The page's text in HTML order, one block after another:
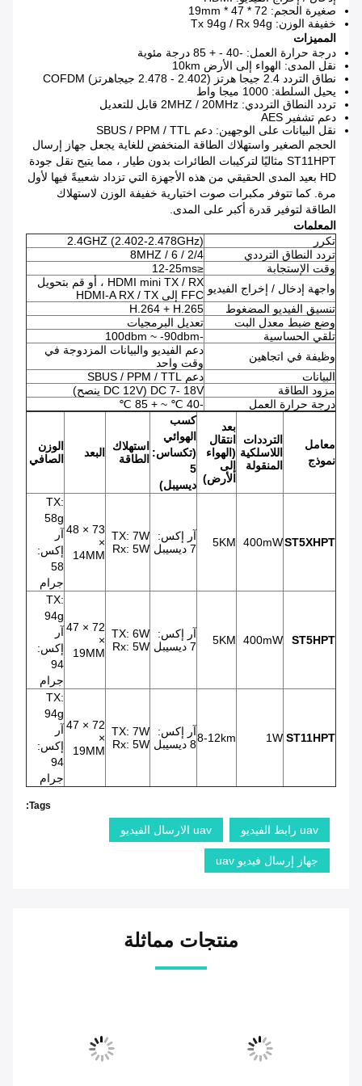
صغيرة الحجم: 72 * 47 * 19mm
خفيفة الوزن: Tx 94g / Rx 94g
المميزات
درجة حرارة العمل: -40 - + 85 درجة مئوية
نقل المدى: الهواء إلى الأرض 10km
نطاق التردد 2.4 جيجا هرتز (2.402 - 2.478 جيجاهرتز) COFDM
يحيل السلطة: 1000 ميجا واط
تردد النطاق الترددي: 2MHZ / 20MHz قابل للتعديل
دعم تشفير AES
نقل البيانات على الوجهين: دعم SBUS / PPM / TTL
الحجم الصغير واستهلاك الطاقة المنخفض للغاية يجعل جهاز إرسال
ST11HPT مثاليًا لتركيبات الطائرات بدون طيار ، مما يتيح نقل جودة
HD بعيد المدى الحقيقي من هذه الأجهزة التي تزداد شعبيةً فيها لأول
مرة. كما تتوفر مكبرات صوت اختيارية خفيفة الوزن لاستهلاك
الطاقة لتوفير قدرة أكبر على المدى.
المعلمات
تكرر
2.4GHZ (2.402-2.478GHz)
تردد النطاق الترددي
2/4 / 6 / 8MHZ
وقت الإستجابة
≤12-25ms
واجهة إدخال / إخراج الفيديو
HDMI mini TX / RX ، أو قم بتحويل
FFC إلى HDMI-A RX / TX
تنسيق الفيديو المضغوط
H.264 + H.265
وضع ضبط معدل البت
تعديل البرمجيات
تلقي الحساسية
-100dbm ~ -90dbm
وظيفة في اتجاهين
دعم الفيديو والبيانات المزدوجة في
وقت واحد
البيانات
دعم SBUS / PPM / TTL
مزود الطاقة
DC 7- 18V (DC 12V ينصح)
درجة حرارة العمل
-40 ℃ ~ + 85 ℃
معامل
نموذج
الترددات
اللاسلكية
المنقولة
بعد
انتقال
(الهواء
إلى
الأرض)
كسب
الهوائي
(تكساس:
5
ديسيبل)
استهلاك
الطاقة
البعد
الوزن
الصافي
ST5XHPT
400mW
5KM
آر إكس:
7 ديسيبل
TX: 7W
Rx: 5W
73 × 48
×
14MM
TX:
58g
آر
إكس:
58
جرام
ST5HPT
400mW
5KM
آر إكس:
7 ديسيبل
TX: 6W
Rx: 5W
72 × 47
×
19MM
TX:
94g
آر
إكس:
94
جرام
ST11HPT
1W
8-12kmآر إكس:
8 ديسيبل
TX: 7W
Rx: 5W
72 × 47
×
19MM
TX:
94g
آر
إكس:
94
جرام
Tags:
uav رابط الفيديو uav الارسال الفيديو
جهاز إرسال فيديو uav
منتجات مماثلة